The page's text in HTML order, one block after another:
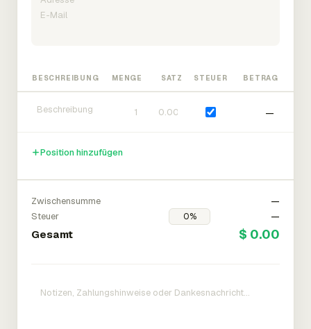
BESCHREIBUNG MENGE SATZ STEUER BETRAG
—
Position hinzufügen
Zwischensumme
—
Steuer
—
Gesamt $ 0.00